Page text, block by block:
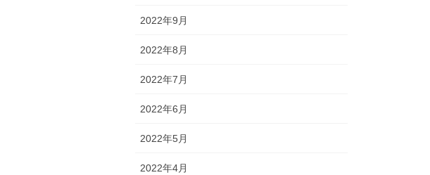
2022年9月
2022年8月
2022年7月
2022年6月
2022年5月
2022年4月